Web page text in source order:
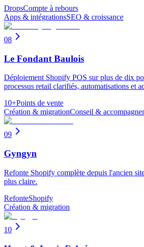
DropsCompte à rebours
Apps & intégrationsSEO & croissance
08
Le Fondant Baulois
Déploiement Shopify POS sur plus de dix
processus retail clarifiés, automatisations et
10+Points de vente
Création & migrationConseil &
09
Gyngyn
Refonte Shopify complète depuis l'ancien
plus claire.
RefonteShopify
Création & migration
10